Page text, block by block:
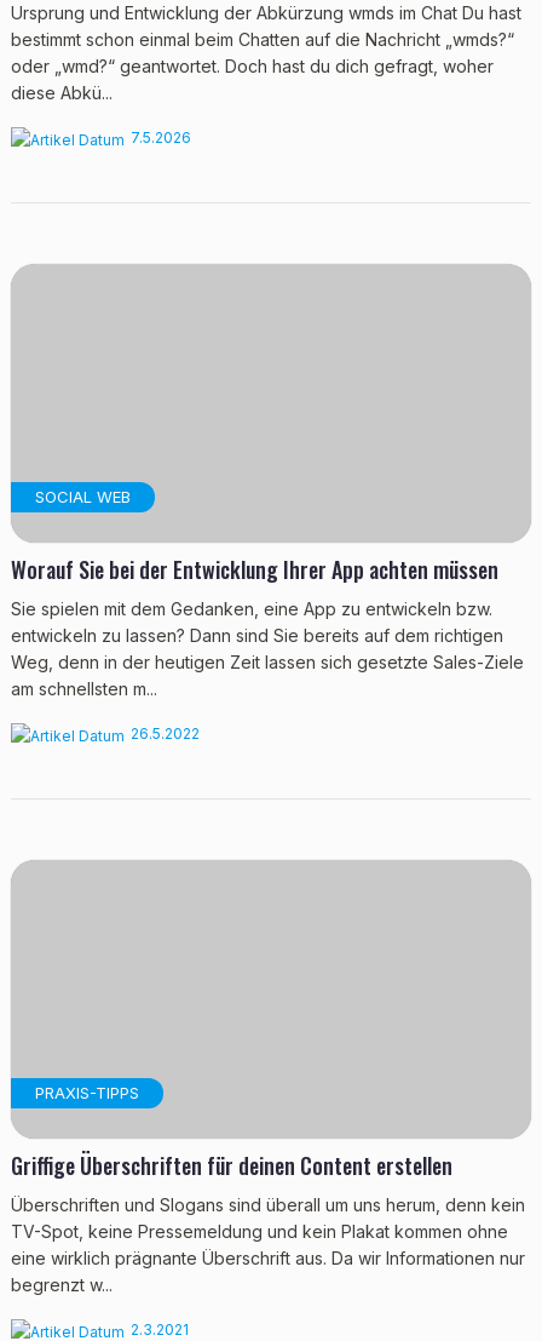
Ursprung und Entwicklung der Abkürzung wmds im Chat Du hast
bestimmt schon einmal beim Chatten auf die Nachricht „wmds?“
oder „wmd?“ geantwortet. Doch hast du dich gefragt, woher
diese Abkü...
7.5.2026
SOCIAL WEB
Worauf Sie bei der Entwicklung Ihrer App achten müssen
Sie spielen mit dem Gedanken, eine App zu entwickeln bzw.
entwickeln zu lassen? Dann sind Sie bereits auf dem richtigen
Weg, denn in der heutigen Zeit lassen sich gesetzte Sales-Ziele
am schnellsten m...
26.5.2022
PRAXIS-TIPPS
Griffige Überschriften für deinen Content erstellen
Überschriften und Slogans sind überall um uns herum, denn kein
TV-Spot, keine Pressemeldung und kein Plakat kommen ohne
eine wirklich prägnante Überschrift aus. Da wir Informationen nur
begrenzt w...
2.3.2021